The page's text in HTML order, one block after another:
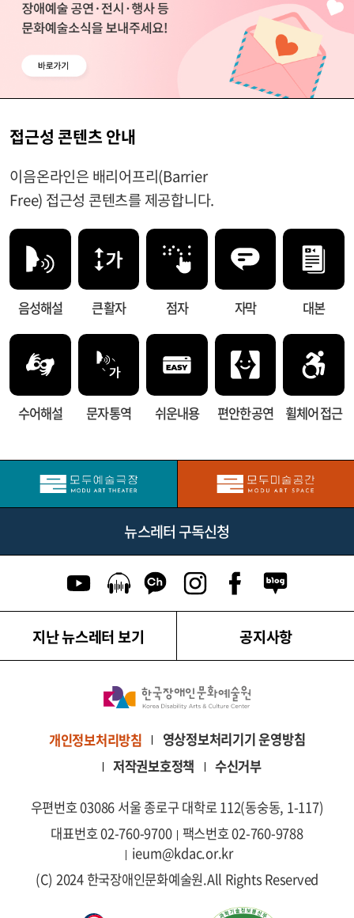
접근성 콘텐츠 안내
이음온라인은 배리어프리(Barrier
Free) 접근성 콘텐츠를 제공합니다.
음성해설 큰 활자 점자 자막 대본
수어해설 문자 통역 쉬운내용 편안한 공연 휠체어 접근
뉴스레터 구독신청
지난 뉴스레터 보기
카카오톡 채널 이동
유튜브 이동팟캐스트 이동 네이버블로
페이스북 이동
인스타그램 이동
공지사항
개인정보처리방침
영상정보처리기기 운영방침
저작권보호정책
수신거부
우편번호 03086 서울 종로구 대학로 112(동숭동, 1-117)
대표번호 02-760-9700 팩스번호 02-760-9788
ieum@kdac.or.kr
(C) 2024 한국장애인문화예술원.All Rights Reserved